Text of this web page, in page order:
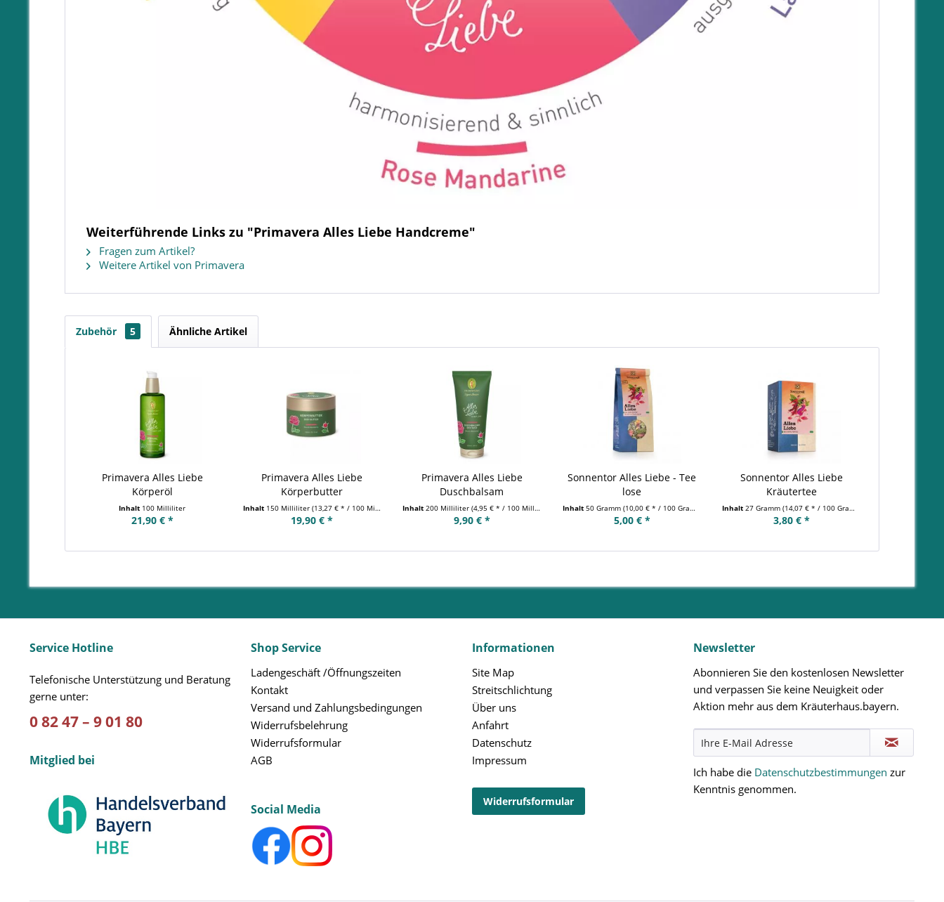
Weiterführende Links zu "Primavera Alles Liebe Handcreme"
Fragen zum Artikel?
Weitere Artikel von Primavera
Zubehör 5 Ähnliche Artikel
Primavera Alles Liebe
Körperöl
Inhalt 100 Milliliter
21,90 € *
Primavera Alles Liebe
Körperbutter
Inhalt 150 Milliliter (13,27 € * / 100 Milliliter)
19,90 € *
Primavera Alles Liebe
Duschbalsam
Inhalt200 Milliliter(4,95 € * / 100 Milliliter)
9,90 € *
Sonnentor Alles Liebe - Tee
lose
Inhalt 50 Gramm (10,00 € * / 100 Gramm)
5,00 € *
Sonnentor Alles Liebe
Kräutertee
Inhalt27 Gramm(14,07 € * / 100 Gramm)
3,80 € *
Service Hotline
Telefonische Unterstützung und Beratung
gerne unter:
0 82 47 – 9 01 80
Mitglied bei
Shop Service
Ladengeschäft /Öffnungszeiten
Kontakt
Versand und Zahlungsbedingungen
Widerrufsbelehrung
Widerrufsformular
AGB
Social Media
Informationen
Site Map
Streitschlichtung
Über uns
Anfahrt
Datenschutz
Impressum
Widerrufsformular
Newsletter
Abonnieren Sie den kostenlosen Newsletter
und verpassen Sie keine Neuigkeit oder
Aktion mehr aus dem Kräuterhaus.bayern.
Ich habe die Datenschutzbestimmungen zur
Kenntnis genommen.